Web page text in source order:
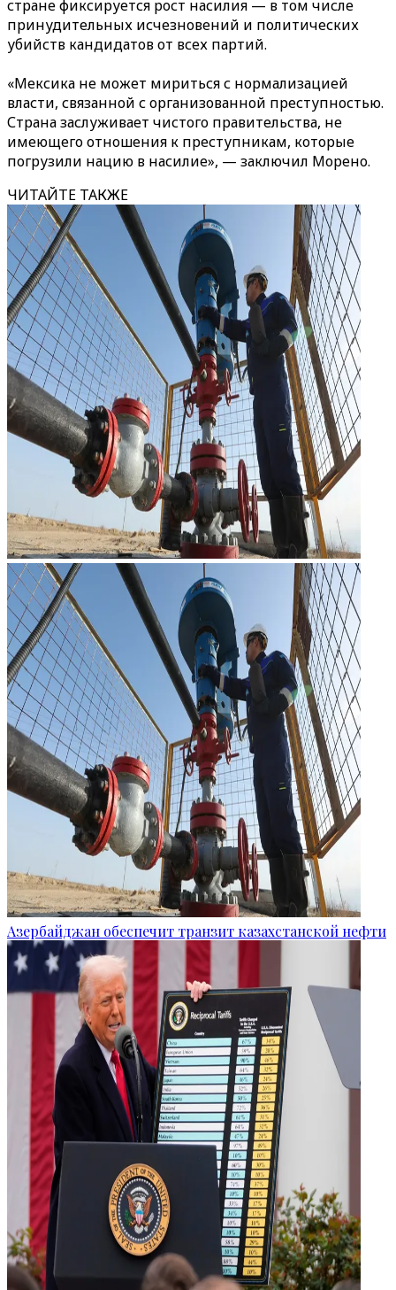
стране фиксируется рост насилия — в том числе
принудительных исчезновений и политических
убийств кандидатов от всех партий.
«Мексика не может мириться с нормализацией
власти, связанной с организованной преступностью.
Страна заслуживает чистого правительства, не
имеющего отношения к преступникам, которые
погрузили нацию в насилие», — заключил Морено.
ЧИТАЙТЕ ТАКЖЕ
Азербайджан обеспечит транзит казахстанской нефти